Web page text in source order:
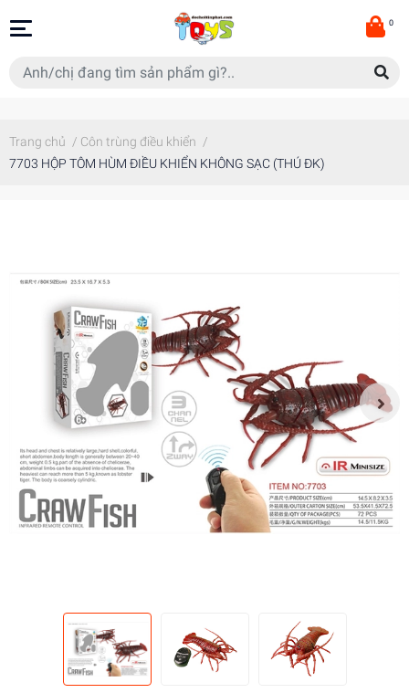
0
Trang chủ / Côn trùng điều khiển /
7703 HỘP TÔM HÙM ĐIỀU KHIỂN KHÔNG SẠC (THÚ ĐK)